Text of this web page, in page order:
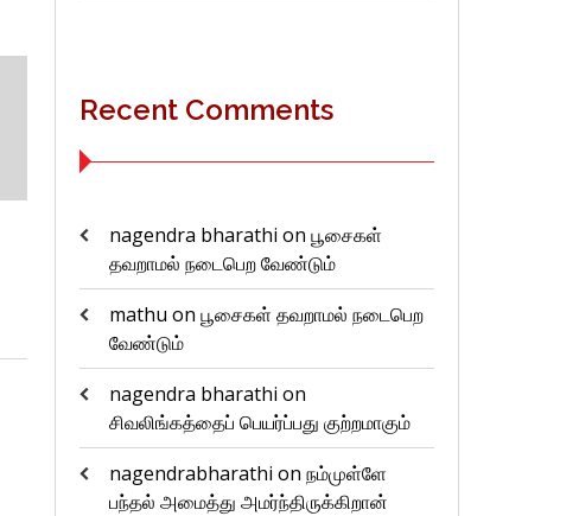
Recent Comments
nagendra bharathi on பூசைகள்
தவறாமல் நடைபெற வேண்டும்
mathu on பூசைகள் தவறாமல் நடைபெற
வேண்டும்
nagendra bharathi on
சிவலிங்கத்தைப் பெயர்ப்பது குற்றமாகும்
nagendrabharathi on நம்முள்ளே
பந்தல் அமைத்து அமர்ந்திருக்கிறான்